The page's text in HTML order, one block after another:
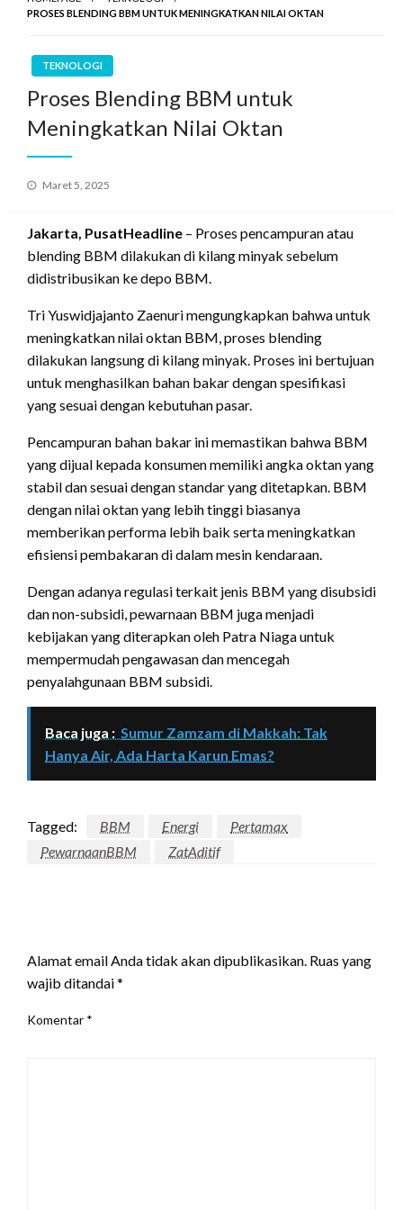
PROSES BLENDING BBM UNTUK MENINGKATKAN NILAI OKTAN
TEKNOLOGI
Proses Blending BBM untuk
Meningkatkan Nilai Oktan
Posted
Maret 5, 2025
Jakarta, PusatHeadline – Proses pencampuran atau
blending BBM dilakukan di kilang minyak sebelum
didistribusikan ke depo BBM.
Tri Yuswidjajanto Zaenuri mengungkapkan bahwa untuk
meningkatkan nilai oktan BBM, proses blending
dilakukan langsung di kilang minyak. Proses ini bertujuan
untuk menghasilkan bahan bakar dengan spesifikasi
yang sesuai dengan kebutuhan pasar.
Pencampuran bahan bakar ini memastikan bahwa BBM
yang dijual kepada konsumen memiliki angka oktan yang
stabil dan sesuai dengan standar yang ditetapkan. BBM
dengan nilai oktan yang lebih tinggi biasanya
memberikan performa lebih baik serta meningkatkan
efisiensi pembakaran di dalam mesin kendaraan.
Dengan adanya regulasi terkait jenis BBM yang disubsidi
dan non-subsidi, pewarnaan BBM juga menjadi
kebijakan yang diterapkan oleh Patra Niaga untuk
mempermudah pengawasan dan mencegah
penyalahgunaan BBM subsidi.
Baca juga : Sumur Zamzam di Makkah: Tak
Hanya Air, Ada Harta Karun Emas?
Tagged: BBM Energi
Pertamax
PewarnaanBBM
ZatAditif
Alamat email Anda tidak akan dipublikasikan. Ruas yang
wajib ditandai*
Komentar *